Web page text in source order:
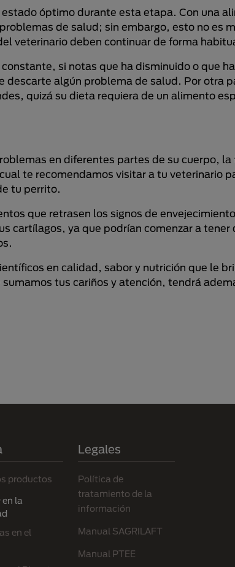
óptimo durante esta etapa. Con una
de salud; sin embargo, esto no es
veterinario deben continuar de forma
si notas que ha disminuido o que
descarte algún problema de salud. Por otra
quizá su dieta requiera de un alimento
en diferentes partes de su cuerpo,
te recomendamos visitar a tu veterinario
tu perrito.
que retrasen los signos de
cartílagos, ya que podrían comenzar a
en calidad, sabor y nutrición que le
tus cariños y atención, tendrá
productos
en la
en el
Legales
Política de
tratamiento de la
información
Manual SAGRILAFT
Manual PTEE